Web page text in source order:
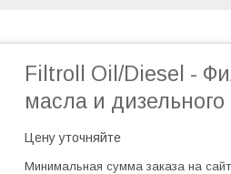
Filtroll Oil/Diesel -
масла и
Цену уточняйте
Минимальная сумма заказа на